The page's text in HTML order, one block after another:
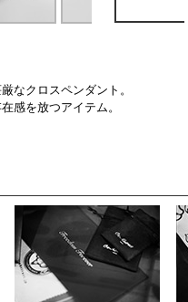
なクロスペンダント。
感を放つアイテム。